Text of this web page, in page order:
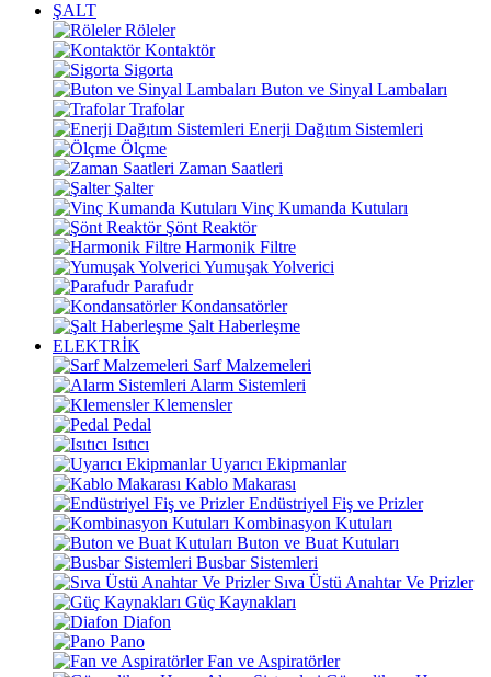
ŞALT
Röleler
Kontaktör
Sigorta
Buton ve Sinyal Lambaları
Trafolar
Enerji Dağıtım Sistemleri
Ölçme
Zaman Saatleri
Şalter
Vinç Kumanda Kutuları
Şönt Reaktör
Harmonik Filtre
Yumuşak Yolverici
Parafudr
Kondansatörler
Şalt Haberleşme
ELEKTRİK
Sarf Malzemeleri
Alarm Sistemleri
Klemensler
Pedal
Isıtıcı
Uyarıcı Ekipmanlar
Kablo Makarası
Endüstriyel Fiş ve Prizler
Kombinasyon Kutuları
Buton ve Buat Kutuları
Busbar Sistemleri
Sıva Üstü Anahtar Ve Prizler
Güç Kaynakları
Diafon
Pano
Fan ve Aspiratörler